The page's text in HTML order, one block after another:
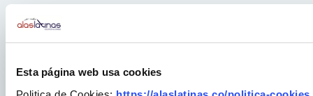
Esta página web usa cookies